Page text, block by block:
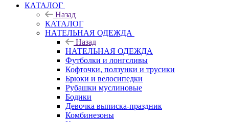
КАТАЛОГ
Назад
КАТАЛОГ
НАТЕЛЬНАЯ ОДЕЖДА
Назад
НАТЕЛЬНАЯ ОДЕЖДА
Футболки и лонгсливы
Кофточки, ползунки и трусики
Брюки и велосипедки
Рубашки муслиновые
Бодики
Девочка выписка-праздник
Комбинезоны